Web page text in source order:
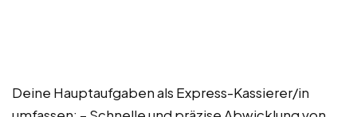
Deine Hauptaufgaben als Express-Kassierer/in